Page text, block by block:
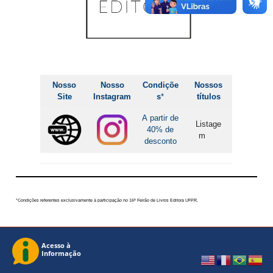
Nosso
Site
Nosso
Instagram
Condiçõe
s*
Nossos
títulos
A partir de
40% de
desconto
Listage
m
*Condições referentes exclusivamente à participação no 16º Feirão de Livros Editora UFPR.